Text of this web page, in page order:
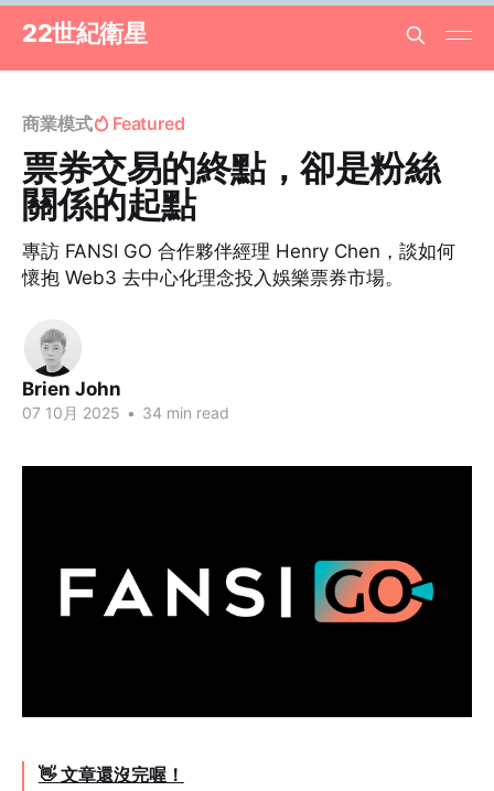
22世紀衛星
商業模式 Featured
票券交易的終點，卻是粉絲
關係的起點
專訪 FANSI GO 合作夥伴經理 Henry Chen，談如何
懷抱 Web3 去中心化理念投入娛樂票券市場。
Brien John
07 10月 2025 • 34 min read
👋 文章還沒完喔！